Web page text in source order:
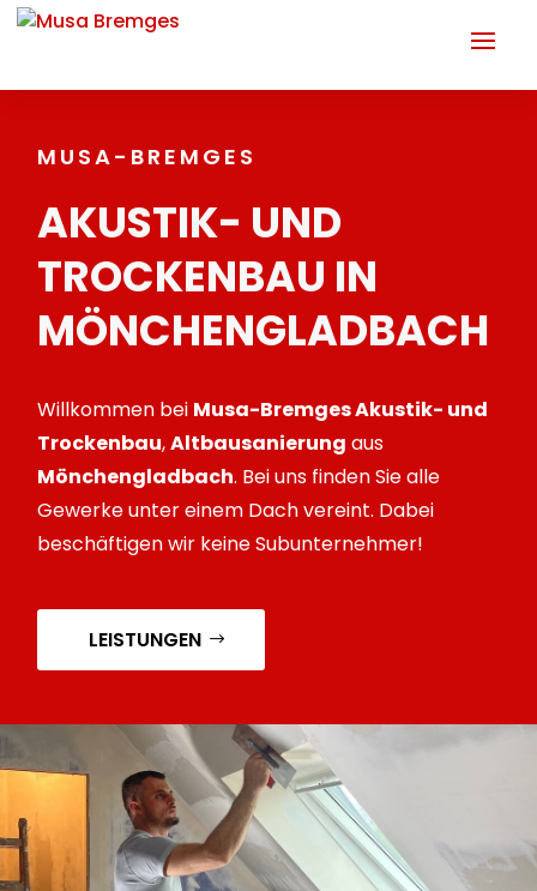
MUSA-BREMGES
AKUSTIK- UND
TROCKENBAU IN
MÖNCHEN­GLADBACH
Willkommen bei Musa-Bremges Akustik- und
Trockenbau,Altbausanierung aus
Mönchengladbach. Bei uns finden Sie alle
Gewerke unter einem Dach vereint. Dabei
beschäftigen wir keine Subunternehmer!
LEISTUNGEN